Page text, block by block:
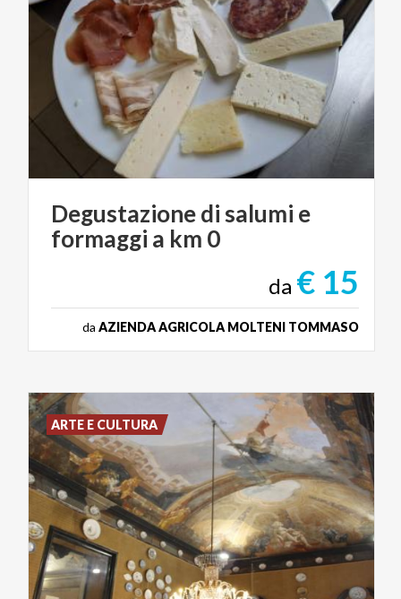
Degustazionedi salumi e
formaggi a km 0
da € 15
da AZIENDA AGRICOLA MOLTENI TOMMASO
ARTE E CULTURA